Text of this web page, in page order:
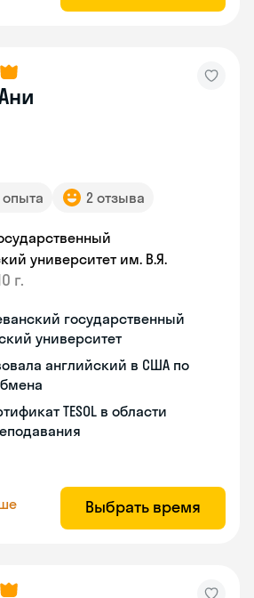
опыта 2 отзыва
университет им. В.Я.
г.
государственный
университет
английский в США по
TESOL в области
Выбрать время